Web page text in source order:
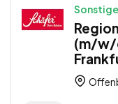
(m/w/